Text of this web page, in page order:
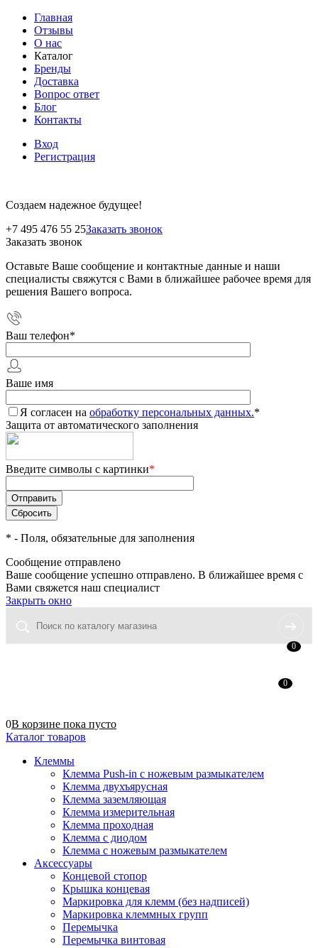
Главная
Отзывы
О нас
Каталог
Бренды
Доставка
Вопрос ответ
Блог
Контакты
Вход
Регистрация
Создаем надежное будущее!
+7 495 476 55 25Заказать звонок
Заказать звонок
Оставьте Ваше сообщение и контактные данные и наши
специалисты свяжутся с Вами в ближайшее рабочее время для
решения Вашего вопроса.
Ваш телефон*
Ваше имя
Я согласен на обработку персональных данных.*
Защита от автоматического заполнения
Введите символы с картинки*
* - Поля, обязательные для заполнения
Сообщение отправлено
Ваше сообщение успешно отправлено. В ближайшее время с
Вами свяжется наш специалист
Закрыть окно
0
0
0В корзине пока пусто
Каталог товаров
Клеммы
Клемма Push-in с ножевым размыкателем
Клемма двухъярусная
Клемма заземляющая
Клемма измерительная
Клемма проходная
Клемма с диодом
Клемма с ножевым размыкателем
Аксессуары
Концевой стопор
Крышка концевая
Маркировка для клемм (без надписей)
Маркировка клеммных групп
Перемычка
Перемычка винтовая